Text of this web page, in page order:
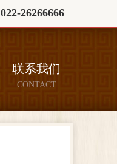
022-26266666
联系我们
CONTACT